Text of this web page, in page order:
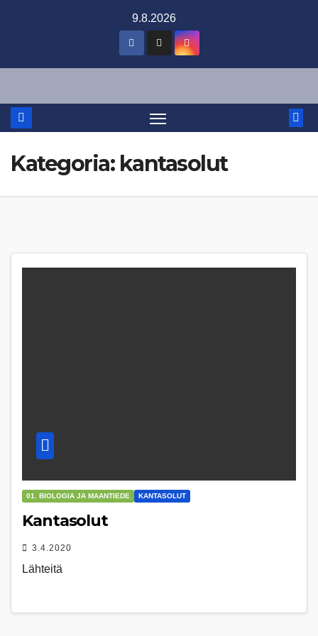
9.8.2026
Kategoria: kantasolut
01. BIOLOGIA JA MAANTIEDE KANTASOLUT
Kantasolut
3.4.2020
Lähteitä